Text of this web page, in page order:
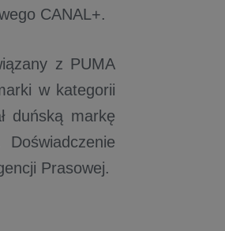
CANAL+.
z PUMA
w kategorii
duńską markę
Prasowej.